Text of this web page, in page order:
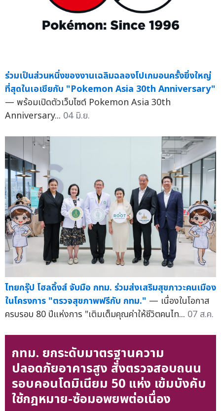
ร่วมเป็นส่วนหนึ่งของงานเฉลิมฉลองโปเกมอนครั้งยิ่งใหญ่
ที่สุดในเอเชียกับ "Pokemon Asia 30th Anniversary"
— พร้อมเปิดตัวเว็บไซต์ Pokemon Asia 30th
Anniversary... 04 มิ.ย.
ไทยกรุ๊ป โฮลดิ้งส์ จับมือ กทม. ร่วมส่งเสริมสุขภาวะคนเมือง
ในโครงการ "ตรวจสุขภาพฟรีกับ กทม." — เนื่องในโอกาส
ครบรอบ 80 ปีแห่งการ "เติมเต็มคุณค่าให้ชีวิตคนไท... 07 ส.ค.
กทม. ยกระดับมาตรฐานความ
ปลอดภัยอาคารสูง สั่งตรวจสอบถนน
รอบคอนโดมิเนียม 50 แห่ง เข้มบังคับ
ใช้กฎหมาย-ซ้อมอพยพต่อเนื่อง